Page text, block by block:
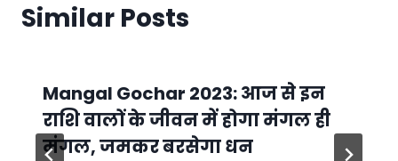
Similar Posts
Mangal Gochar 2023: आज से इन
राशि वालों के जीवन में होगा मंगल ही
मंगल, जमकर बरसेगा धन